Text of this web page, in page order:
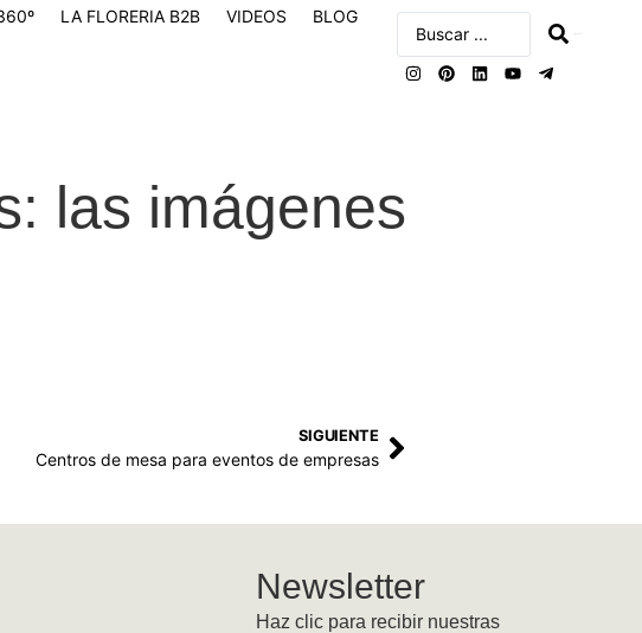
LA FLORERIA B2B VIDEOS
BLOG
las imágenes
SIGUIENTE
Centros de mesa para eventos de empresas
Newsletter
Haz clic para recibir nuestras